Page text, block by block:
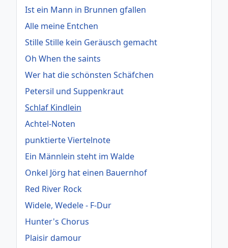
Ist ein Mann in Brunnen gfallen
Alle meine Entchen
Stille Stille kein Geräusch gemacht
Oh When the saints
Wer hat die schönsten Schäfchen
Petersil und Suppenkraut
Schlaf Kindlein
Achtel-Noten
punktierte Viertelnote
Ein Männlein steht im Walde
Onkel Jörg hat einen Bauernhof
Red River Rock
Widele, Wedele - F-Dur
Hunter's Chorus
Plaisir damour